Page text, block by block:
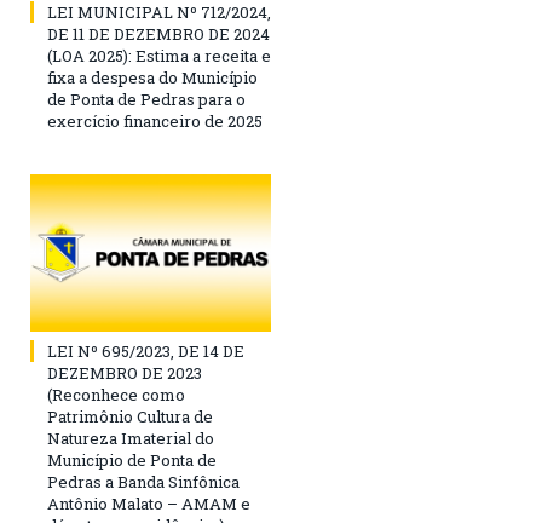
LEI MUNICIPAL Nº 712/2024,
DE 11 DE DEZEMBRO DE 2024
(LOA 2025): Estima a receita e
fixa a despesa do Município
de Ponta de Pedras para o
exercício financeiro de 2025
LEI Nº 695/2023, DE 14 DE
DEZEMBRO DE 2023
(Reconhece como
Patrimônio Cultura de
Natureza Imaterial do
Município de Ponta de
Pedras a Banda Sinfônica
Antônio Malato – AMAM e